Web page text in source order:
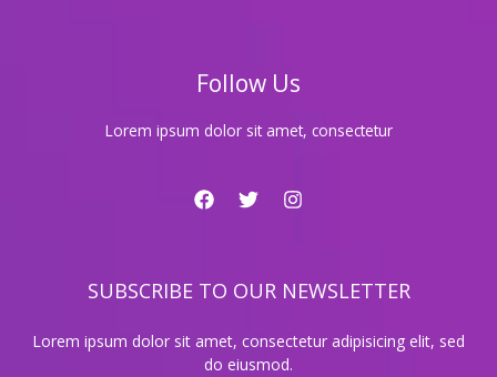
룸?
Follow Us
Lorem ipsum dolor sit amet, consectetur
SUBSCRIBE TO OUR NEWSLETTER
Lorem ipsum dolor sit amet, consectetur adipisicing elit, sed
do eiusmod.